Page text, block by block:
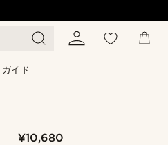
イド
¥10,680